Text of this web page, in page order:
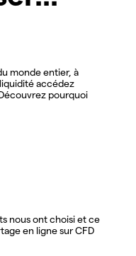
monde entier, à
accédez
pourquoi
nous ont choisi et ce
en ligne sur CFD